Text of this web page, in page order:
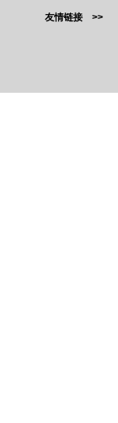
友情链接 >>